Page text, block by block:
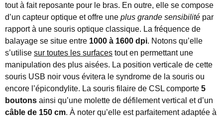
tout à fait reposante pour le bras. En outre, elle se compose
d’un capteur optique et offre une plus grande sensibilité par
rapport à une souris optique classique. La fréquence de
balayage se situe entre 1000 à 1600 dpi. Notons qu’elle
s’utilise sur toutes les surfaces tout en permettant une
manipulation des plus aisées. La position verticale de cette
souris USB noir vous évitera le syndrome de la souris ou
encore l’épicondylite. La souris filaire de CSL comporte 5
boutons ainsi qu’une molette de défilement vertical et d’un
câble de 150 cm. À noter qu’elle est parfaitement adaptée à